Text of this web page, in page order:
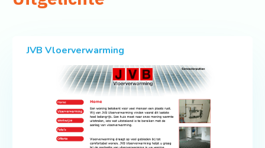
JVB Vloerverwarming